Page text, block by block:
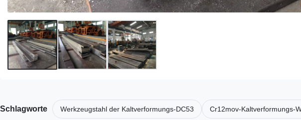
Schlagworte Werkzeugstahl der Kaltverformungs-DC53 Cr12mov-Kaltverformungs-